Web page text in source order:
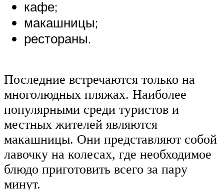
кафе;
макашницы;
рестораны.
Последние встречаются только на
многолюдных пляжах. Наиболее
популярными среди туристов и
местных жителей являются
макашницы. Они представляют собой
лавочку на колесах, где необходимое
блюдо приготовить всего за пару
минут.